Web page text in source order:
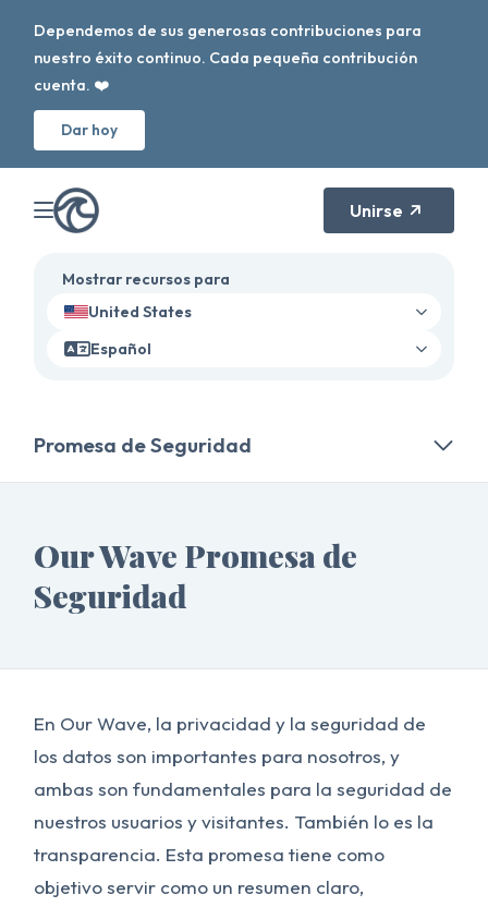
Dependemos de sus generosas contribuciones para
nuestro éxito continuo. Cada pequeña contribución
cuenta. ❤️
Dar hoy
Unirse
Mostrar recursos para
United States
Español
Promesa de Seguridad
Our Wave Promesa de
Seguridad
En Our Wave, la privacidad y la seguridad de
los datos son importantes para nosotros, y
ambas son fundamentales para la seguridad de
nuestros usuarios y visitantes. También lo es la
transparencia. Esta promesa tiene como
objetivo servir como un resumen claro,